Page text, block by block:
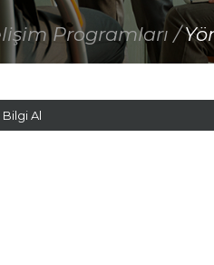
Programları /
Bilgi Al